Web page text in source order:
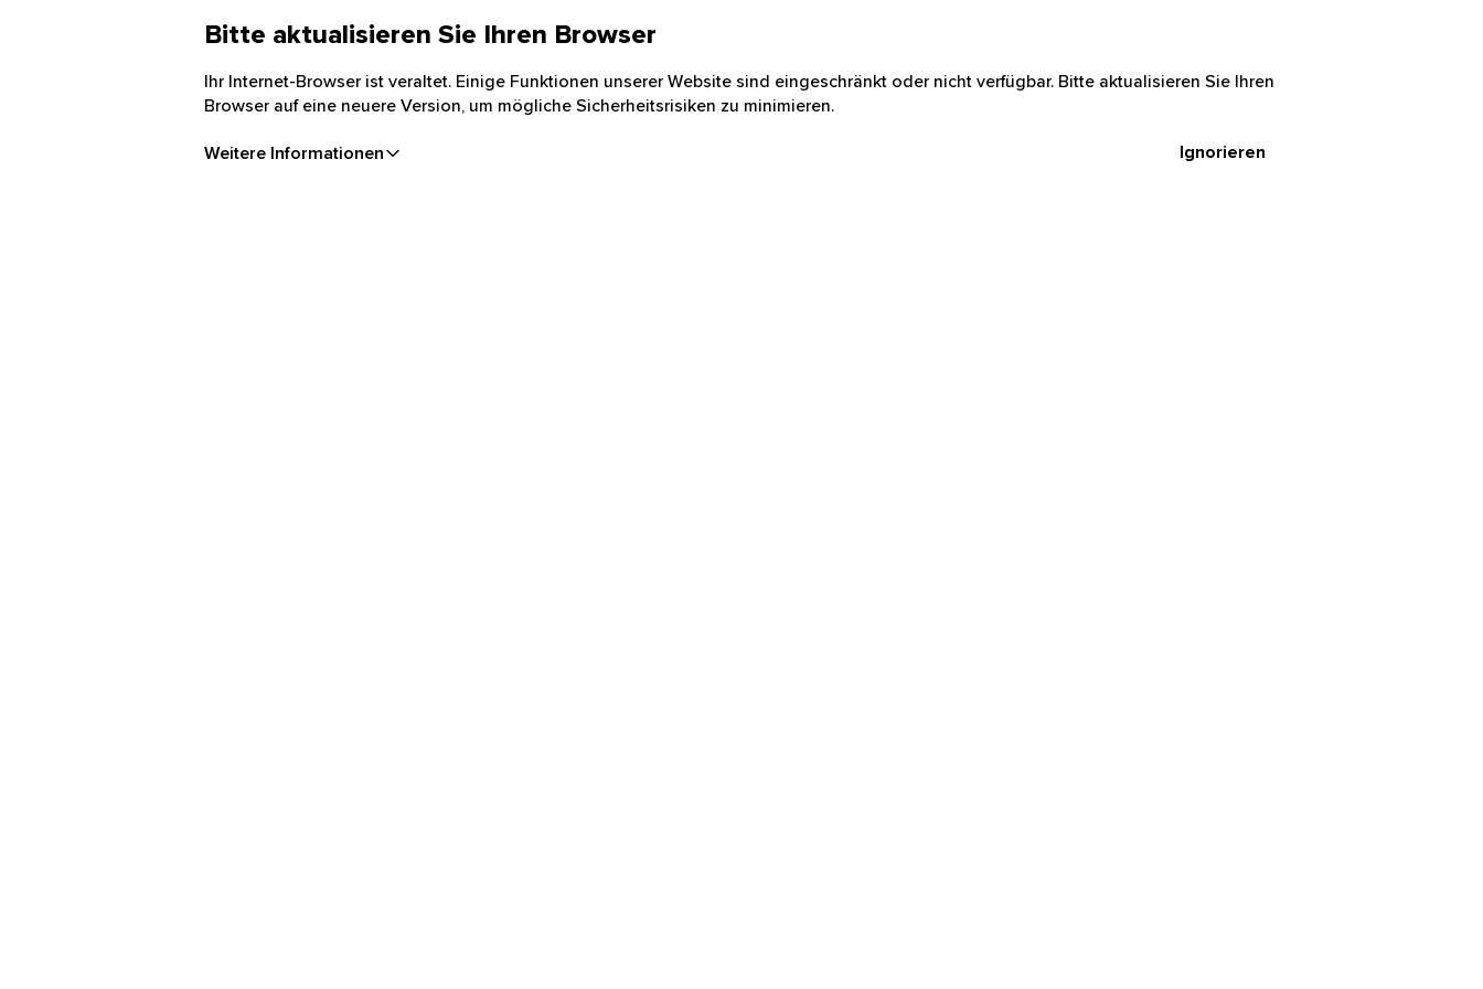
Bitte aktualisieren Sie Ihren Browser
Ihr Internet-Browser ist veraltet. Einige Funktionen unserer Website sind eingeschränkt oder nicht verfügbar. Bitte aktualisieren Sie Ihren
Browser auf eine neuere Version, um mögliche Sicherheitsrisiken zu minimieren.
Weitere Informationen Ignorieren